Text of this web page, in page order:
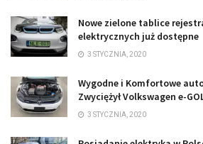
Nowe zielone tablice
elektrycznych już dostępne
3 STYCZNIA, 2020
Wygodne i Komfortowe
Zwyciężył Volkswagen e-
3 STYCZNIA, 2020